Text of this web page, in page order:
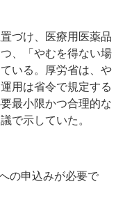
づけ、医療用医薬品
、「やむを得ない場
いる。厚労省は、や
用は省令で規定する
最小限かつ合理的な
で示していた。
の申込みが必要で